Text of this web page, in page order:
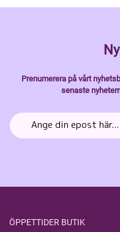
Prenumerera på vårt
senaste
ÖPPETTIDER BUTIK